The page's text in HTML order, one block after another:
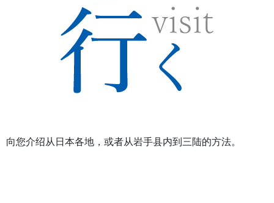
向您介绍从日本各地，或者从岩手县内到三陆的方法。